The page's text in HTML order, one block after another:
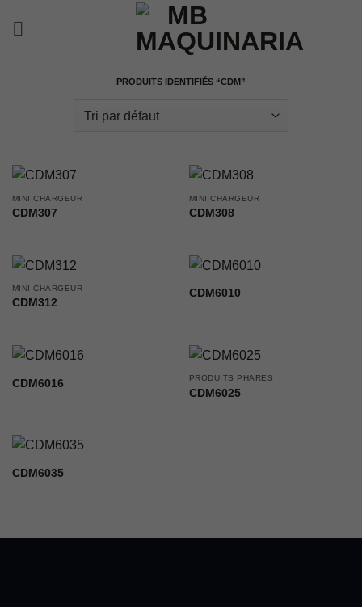
PRODUITS IDENTIFIÉS “CDM”
MINI CHARGEUR
CDM307
MINI CHARGEUR
CDM308
MINI CHARGEUR
CDM312
CDM6010
CDM6016 PRODUITS PHARES
CDM6025
CDM6035